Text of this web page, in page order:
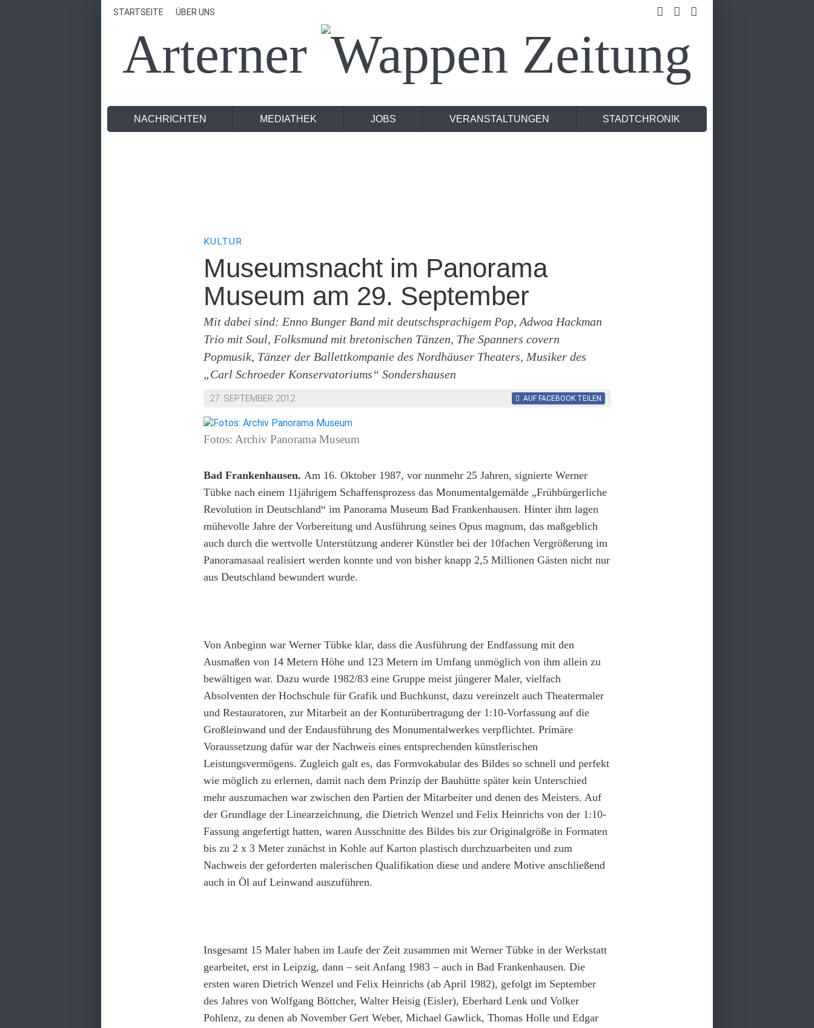
STARTSEITE ÜBER UNS
Arterner Zeitung
NACHRICHTEN MEDIATHEK JOBS VERANSTALTUNGEN STADTCHRONIK
KULTUR
Museumsnacht im Panorama
Museum am 29. September
Mit dabei sind: Enno Bunger Band mit deutschsprachigem Pop, Adwoa Hackman
Trio mit Soul, Folksmund mit bretonischen Tänzen, The Spanners covern
Popmusik, Tänzer der Ballettkompanie des Nordhäuser Theaters, Musiker des
„Carl Schroeder Konservatoriums“ Sondershausen
27. SEPTEMBER 2012 AUF FACEBOOK TEILEN
Fotos: Archiv Panorama Museum
Bad Frankenhausen. Am 16. Oktober 1987, vor nunmehr 25 Jahren, signierte Werner
Tübke nach einem 11jährigem Schaffensprozess das Monumentalgemälde „Frühbürgerliche
Revolution in Deutschland“ im Panorama Museum Bad Frankenhausen. Hinter ihm lagen
mühevolle Jahre der Vorbereitung und Ausführung seines Opus magnum, das maßgeblich
auch durch die wertvolle Unterstützung anderer Künstler bei der 10fachen Vergrößerung im
Panoramasaal realisiert werden konnte und von bisher knapp 2,5 Millionen Gästen nicht nur
aus Deutschland bewundert wurde.
Von Anbeginn war Werner Tübke klar, dass die Ausführung der Endfassung mit den
Ausmaßen von 14 Metern Höhe und 123 Metern im Umfang unmöglich von ihm allein zu
bewältigen war. Dazu wurde 1982/83 eine Gruppe meist jüngerer Maler, vielfach
Absolventen der Hochschule für Grafik und Buchkunst, dazu vereinzelt auch Theatermaler
und Restauratoren, zur Mitarbeit an der Konturübertragung der 1:10-Vorfassung auf die
Großleinwand und der Endausführung des Monumentalwerkes verpflichtet. Primäre
Voraussetzung dafür war der Nachweis eines entsprechenden künstlerischen
Leistungsvermögens. Zugleich galt es, das Formvokabular des Bildes so schnell und perfekt
wie möglich zu erlernen, damit nach dem Prinzip der Bauhütte später kein Unterschied
mehr auszumachen war zwischen den Partien der Mitarbeiter und denen des Meisters. Auf
der Grundlage der Linearzeichnung, die Dietrich Wenzel und Felix Heinrichs von der 1:10-
Fassung angefertigt hatten, waren Ausschnitte des Bildes bis zur Originalgröße in Formaten
bis zu 2 x 3 Meter zunächst in Kohle auf Karton plastisch durchzuarbeiten und zum
Nachweis der geforderten malerischen Qualifikation diese und andere Motive anschließend
auch in Öl auf Leinwand auszuführen.
Insgesamt 15 Maler haben im Laufe der Zeit zusammen mit Werner Tübke in der Werkstatt
gearbeitet, erst in Leipzig, dann – seit Anfang 1983 – auch in Bad Frankenhausen. Die
ersten waren Dietrich Wenzel und Felix Heinrichs (ab April 1982), gefolgt im September
des Jahres von Wolfgang Böttcher, Walter Heisig (Eisler), Eberhard Lenk und Volker
Pohlenz, zu denen ab November Gert Weber, Michael Gawlick, Thomas Holle und Edgar